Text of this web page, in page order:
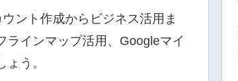
ント作成からビジネス活用ま
インマップ活用、Googleマイ
う。